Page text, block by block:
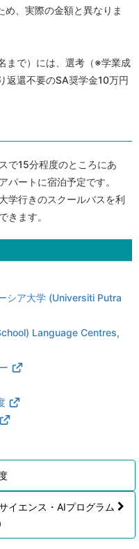
め、実際の金額と異なりま
まで）には、選考（※学業成
返還不要のSA奨学金10万円
で15分程度のところにあ
パートに宿泊予定です。
大学行きのスクールバスを利
きます。
シア大学 (Universiti Putra
Language Centres,
イエンス・AIプログラム